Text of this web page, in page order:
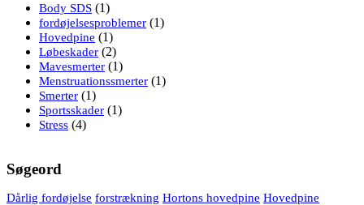
Body SDS (1)
fordøjelsesproblemer (1)
Hovedpine (1)
Løbeskader (2)
Mavesmerter (1)
Menstruationssmerter (1)
Smerter (1)
Sportsskader (1)
Stress (4)
Søgeord
Dårlig fordøjelse forstrækning Hortons hovedpine Hovedpine